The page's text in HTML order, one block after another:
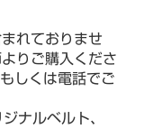
れておりませ
りご購入くださ
しくは電話でご
ナルベルト、